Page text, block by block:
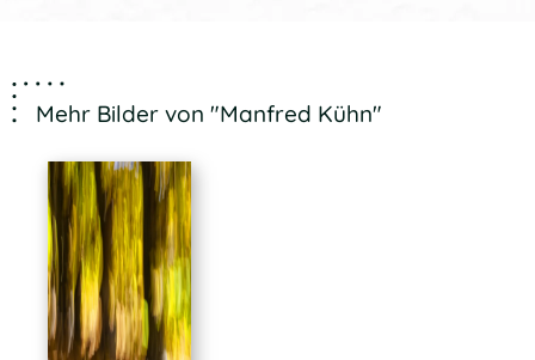
Mehr Bilder von "Manfred Kühn"